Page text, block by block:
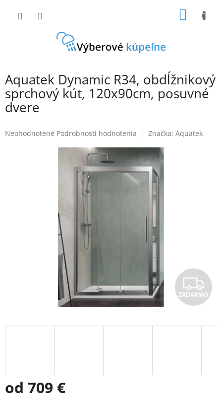
Aquatek Dynamic R34, obdĺžnikový
sprchový kút, 120x90cm, posuvné
dvere
Priemerné
Neohodnotené Podrobnosti hodnotenia Značka: Aquatek
Z
A
D
ZADARMO
od 709 €